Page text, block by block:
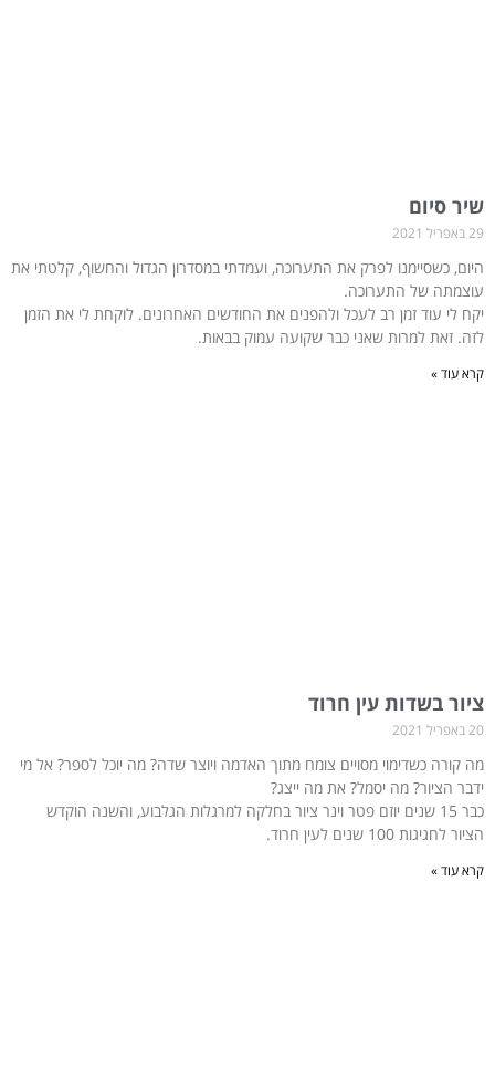
שיר סיום
29 באפריל 2021
היום, כשסיימנו לפרק את התערוכה, ועמדתי במסדרון הגדול והחשוף, קלטתי את
עוצמתה של התערוכה.
יקח לי עוד זמן רב לעכל ולהפנים את החודשים האחרונים. לוקחת לי את הזמן
לזה. זאת למרות שאני כבר שקועה עמוק בבאות.
קרא עוד »
ציור בשדות עין חרוד
20 באפריל 2021
מה קורה כשדימוי מסויים צומח מתוך האדמה ויוצר שדה? מה יוכל לספר? אל מי
ידבר הציור? מה יסמל? את מה ייצג?
כבר 15 שנים יוזם פטר וינר ציור בחלקה למרגלות הגלבוע, והשנה הוקדש
הציור לחגיגות 100 שנים לעין חרוד.
קרא עוד »